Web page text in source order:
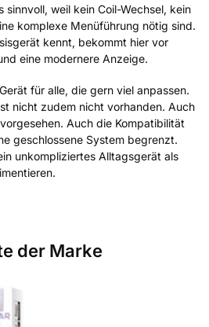
sinnvoll, weil kein Coil-Wechsel, kein
komplexe Menüführung nötig sind.
kennt, bekommt hier vor
eine modernere Anzeige.
für alle, die gern viel anpassen.
nicht zudem nicht vorhanden. Auch
Auch die Kompatibilität
geschlossene System begrenzt.
unkompliziertes Alltagsgerät als
der Marke